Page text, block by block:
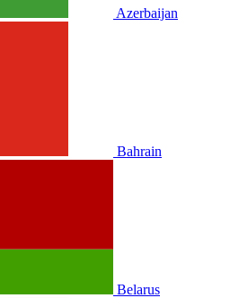
Azerbaijan
Bahrain
Belarus